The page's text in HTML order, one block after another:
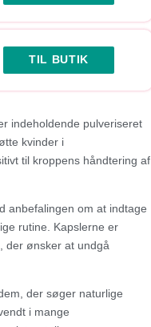
TIL BUTIK
indeholdende pulveriseret
kvinder i
til kroppens håndtering af
anbefalingen om at indtage
rutine. Kapslerne er
der ønsker at undgå
der søger naturlige
i mange